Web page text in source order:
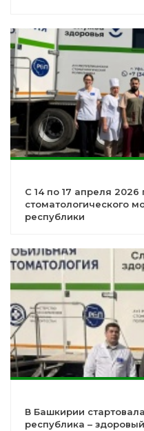
С 14 по 17 апреля
стоматологического
республики
В Башкирии
республика –